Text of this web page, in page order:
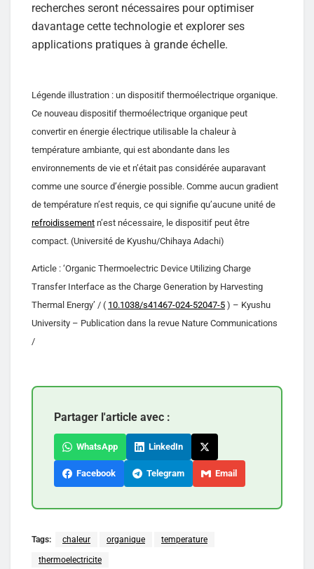
recherches seront nécessaires pour optimiser
davantage cette technologie et explorer ses
applications pratiques à grande échelle.
Légende illustration : un dispositif thermoélectrique organique.
Ce nouveau dispositif thermoélectrique organique peut
convertir en énergie électrique utilisable la chaleur à
température ambiante, qui est abondante dans les
environnements de vie et n’était pas considérée auparavant
comme une source d’énergie possible. Comme aucun gradient
de température n’est requis, ce qui signifie qu’aucune unité de
refroidissement n’est nécessaire, le dispositif peut être
compact. (Université de Kyushu/Chihaya Adachi)
Article : ‘Organic Thermoelectric Device Utilizing Charge
Transfer Interface as the Charge Generation by Harvesting
Thermal Energy’ / ( 10.1038/s41467-024-52047-5 ) – Kyushu
University – Publication dans la revue Nature Communications
/
Partager l'article avec :
WhatsApp LinkedIn
Facebook Telegram Email
Tags: chaleur organique temperature
thermoelectricite